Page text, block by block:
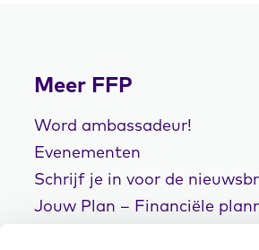
Meer FFP
Word ambassadeur!
Evenementen
Schrijf je in voor de
Jouw Plan – Financiële